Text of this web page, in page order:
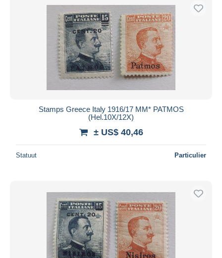
Stamps Greece Italy 1916/17 ΜΜ* PATMOS
(Hel.10X/12X)
± US$ 40,46
Statuut Particulier